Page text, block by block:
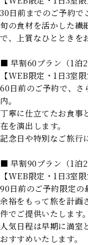
30日前までのご予約で
旬の食材を活かした繊
で、上質なひとときを
■ 早割60プラン（1泊2
【WEB限定・1日3室限
60日前のご予約で、さ
内。
丁寧に仕立てたお食事
在を演出します。
記念日や特別なご旅行
■ 早割90プラン（1泊2
【WEB限定・1日3室限
90日前のご予約限定の
余裕をもって旅を計画
件でご提供いたします。
人気日程は早期に満室
おすすめいたします。